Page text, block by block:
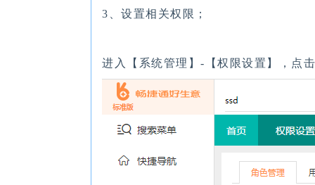
3、设置相关权限；
进入【系统管理】-【权限设置】，点